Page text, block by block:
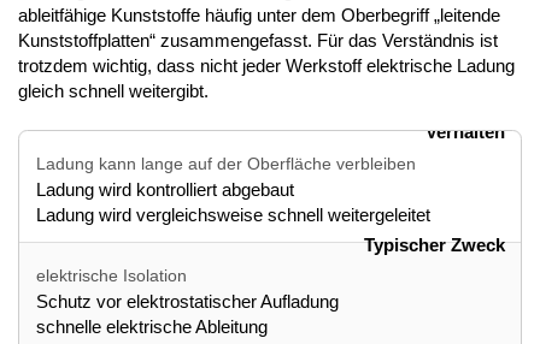
ableitfähige Kunststoffe häufig unter dem Oberbegriff „leitende
Kunststoffplatten“ zusammengefasst. Für das Verständnis ist
trotzdem wichtig, dass nicht jeder Werkstoff elektrische Ladung
gleich schnell weitergibt.
Verhalten
Ladung kann lange auf der Oberfläche verbleiben
Ladung wird kontrolliert abgebaut
Ladung wird vergleichsweise schnell weitergeleitet
Typischer Zweck
elektrische Isolation
Schutz vor elektrostatischer Aufladung
schnelle elektrische Ableitung